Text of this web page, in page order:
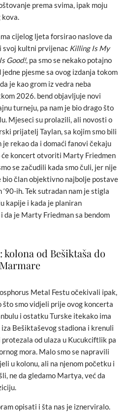
prema svima, ipak moju
kova.
cijelog ljeta forsirao naslove da
svoj kultni prvijenac Killing Is My
Good!, pa smo se nekako potajno
pjesme sa ovog izdanja tokom
je kao grom iz vedra neba
2026. bend objavljuje novi
turneju, pa nam je bio drago što
Mjeseci su prolazili, ali novosti o
prijatelj Taylan, sa kojim smo bili
rekao da i domaći fanovi čekaju
će koncert otvoriti Marty Friedmen
se začudili kada smo čuli, jer nije
član objektivno najbolje postave
ih. Tek sutradan nam je stigla
kapije i kada je planiran
da je Marty Friedman sa bendom
kolona od Bešiktaša do
Marmare
Metal Festu očekivali ipak,
što smo vidjeli prije ovog koncerta
i ostatku Turske itekako ima
Bešiktaševog stadiona i krenuli
od ulaza u Kucukciftlik pa
mora. Malo smo se napravili
u kolonu, ali na njenom početku i
ne da gledamo Martya, već da
opisati i šta nas je iznerviralo.